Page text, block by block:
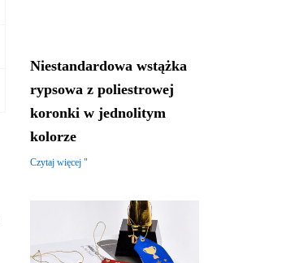
Niestandardowa wstążka
rypsowa z poliestrowej
koronki w jednolitym
kolorze
Czytaj więcej "